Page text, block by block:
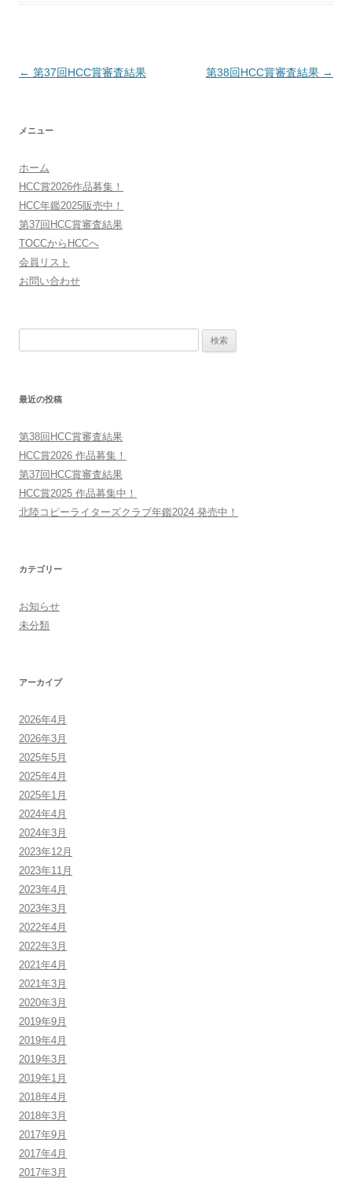
投
ビ
ー
シ
ョ
ン
← 第37回HCC賞審査結果 第38回HCC賞審査結果 →
メニュー
ホーム
HCC賞2026作品募集！
HCC年鑑2025販売中！
第37回HCC賞審査結果
TOCCからHCCへ
会員リスト
お問い合わせ
最近の投稿
第38回HCC賞審査結果
HCC賞2026 作品募集！
第37回HCC賞審査結果
HCC賞2025 作品募集中！
北陸コピーライターズクラブ年鑑2024 発売中！
カテゴリー
お知らせ
未分類
アーカイブ
2026年4月
2026年3月
2025年5月
2025年4月
2025年1月
2024年4月
2024年3月
2023年12月
2023年11月
2023年4月
2023年3月
2022年4月
2022年3月
2021年4月
2021年3月
2020年3月
2019年9月
2019年4月
2019年3月
2019年1月
2018年4月
2018年3月
2017年9月
2017年4月
2017年3月